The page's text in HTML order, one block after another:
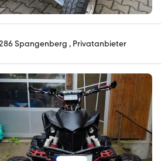
Spangenberg , Privatanbieter